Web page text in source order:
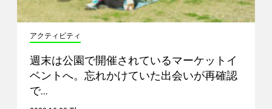
アクティビティ
週末は公園で開催されているマーケットイ
ベントへ。忘れかけていた出会いが再確認
で…